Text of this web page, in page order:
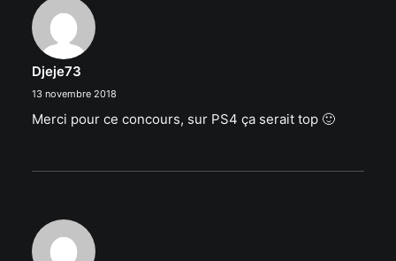
Djeje73
13 novembre 2018
Merci pour ce concours, sur PS4 ça serait top 🙂